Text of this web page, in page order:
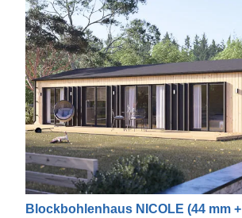
Blockbohlenhaus NICOLE (44 mm +